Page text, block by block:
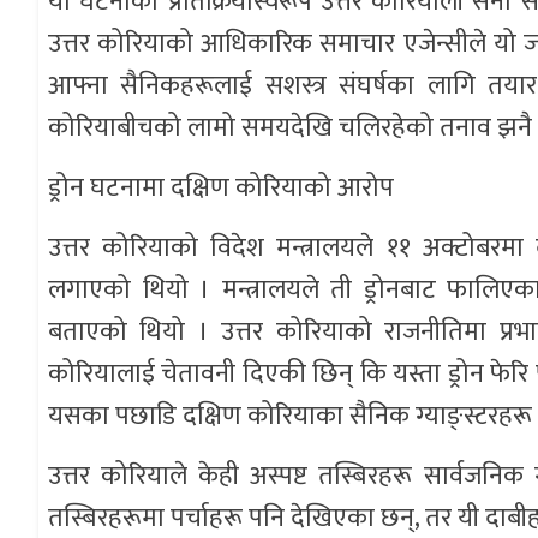
उत्तर कोरियाको आधिकारिक समाचार एजेन्सीले यो
आफ्ना सैनिकहरूलाई सशस्त्र संघर्षका लागि
कोरियाबीचको लामो समयदेखि चलिरहेको तनाव
ड्रोन घटनामा दक्षिण कोरियाको आरोप
उत्तर कोरियाको विदेश मन्त्रालयले ११
लगाएको थियो । मन्त्रालयले ती ड्रोनबाट
बताएको थियो । उत्तर कोरियाको राजनीतिमा
कोरियालाई चेतावनी दिएकी छिन् कि यस्ता ड्रोन
यसका पछाडि दक्षिण कोरियाका सैनिक ग्याङ्स्टरहरू
उत्तर कोरियाले केही अस्पष्ट तस्बिरहरू
तस्बिरहरूमा पर्चाहरू पनि देखिएका छन्, तर यी